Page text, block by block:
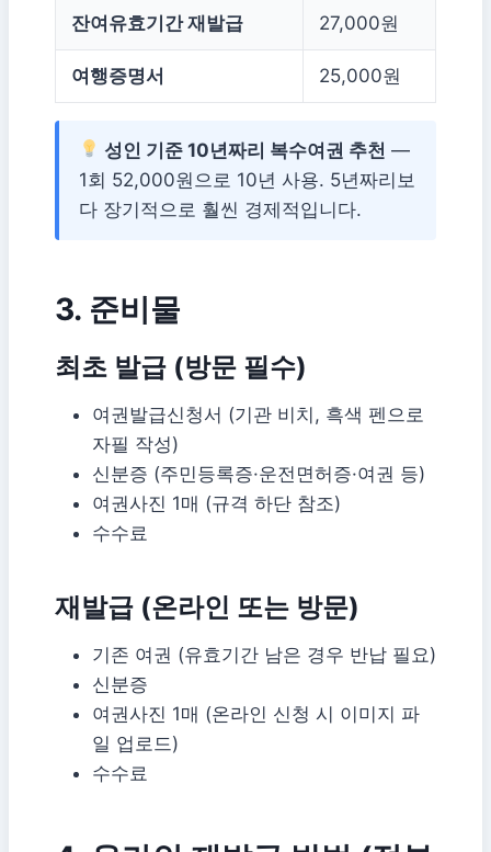
잔여유효기간 재발급 27,000원
여행증명서 25,000원
성인 기준 10년짜리 복수여권 추천 —
1회 52,000원으로 10년 사용. 5년짜리보
다 장기적으로 훨씬 경제적입니다.
3. 준비물
최초 발급 (방문 필수)
여권발급신청서 (기관 비치, 흑색 펜으로
자필 작성)
신분증 (주민등록증·운전면허증·여권 등)
여권사진 1매 (규격 하단 참조)
수수료
재발급 (온라인 또는 방문)
기존 여권 (유효기간 남은 경우 반납 필요)
신분증
여권사진 1매 (온라인 신청 시 이미지 파
일 업로드)
수수료